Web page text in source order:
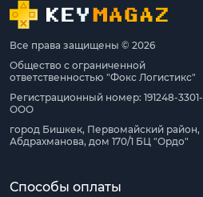
Все права защищены © 2026
Общество с ограниченной
ответственностью "Фокс Логистикс"
Регистрационный номер: 191248-3301-
ООО
город Бишкек, Первомайский район,
Абдрахманова, дом 170/1 БЦ "Ордо"
Способы оплаты